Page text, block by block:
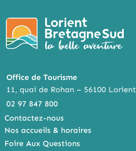
Office de Tourisme
11, quai de Rohan – 56100 Lorient
02 97 847 800
Contactez-nous
Nos accueils & horaires
Foire Aux Questions